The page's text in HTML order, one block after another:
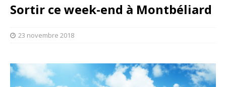
Sortir ce week-end à Montbéliard
23 novembre 2018